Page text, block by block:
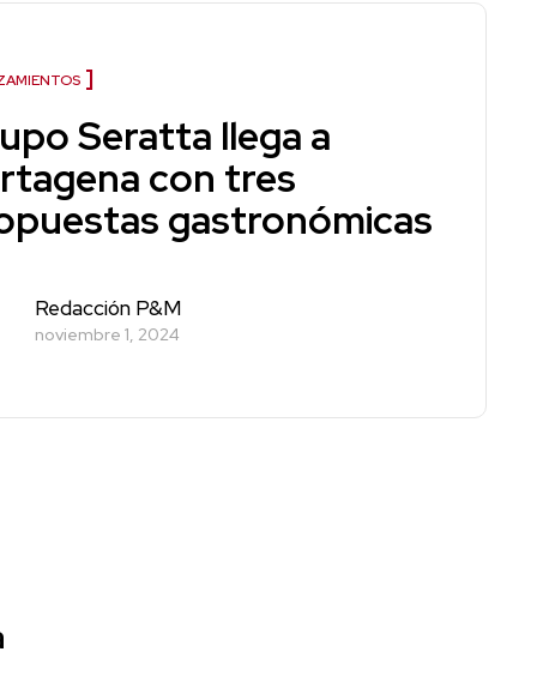
Seratta llega a
con tres
gastronómicas
Redacción P&M
noviembre 1, 2024